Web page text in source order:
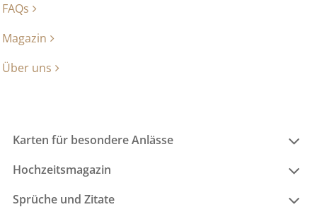
FAQs
Magazin
Über uns
Karten für besondere Anlässe
Hochzeitsmagazin
Sprüche und Zitate